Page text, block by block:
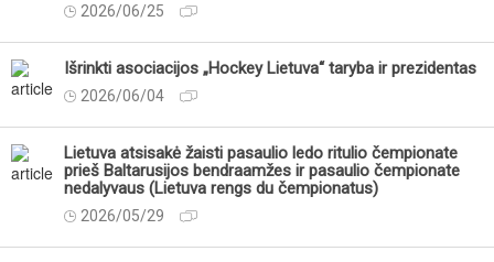
2026/06/25
Išrinkti asociacijos „Hockey Lietuva“ taryba ir prezidentas
2026/06/04
Lietuva atsisakė žaisti pasaulio ledo ritulio čempionate
prieš Baltarusijos bendraamžes ir pasaulio čempionate
nedalyvaus (Lietuva rengs du čempionatus)
2026/05/29